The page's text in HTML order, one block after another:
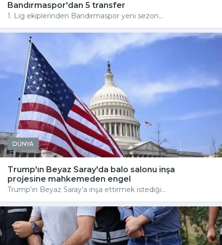
Bandırmaspor'dan 5 transfer
1. Lig ekiplerinden Bandırmaspor yeni sezon...
DÜNYA
Trump'ın Beyaz Saray'da balo salonu inşa
projesine mahkemeden engel
Trump'ın Beyaz Saray'a inşa ettirmek istediği...